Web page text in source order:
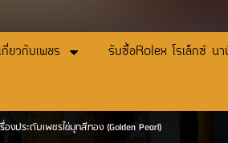
กี่ยวกับเพชร รับซื้อRolex โรเล็กซ์ น
องประดับเพชรไข่มุกสีทอง (Golden Pearl)